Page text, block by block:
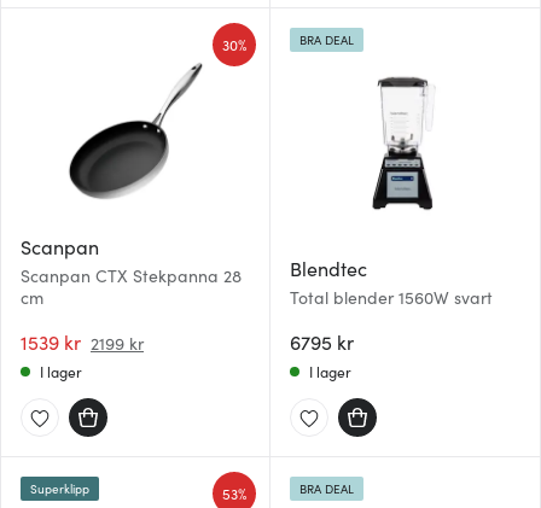
Scanpan
Scanpan CTX Stekpanna 28
cm
1539 kr 2199 kr
30%
I lager
Blendtec
Total blender 1560W svart
6795 kr
BRA DEAL
I lager
53%
Superklipp BRA DEAL